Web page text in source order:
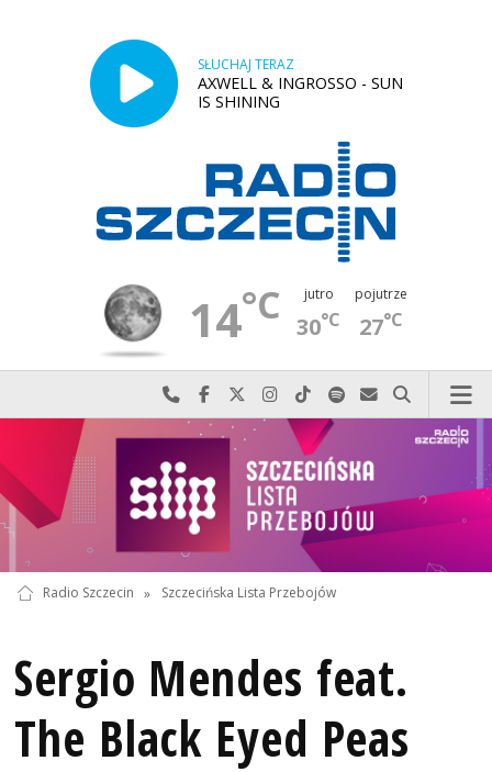
SŁUCHAJ TERAZ
AXWELL & INGROSSO - SUN
IS SHINING
14°C jutro
30°C
pojutrze
27°C
Najlepiej po prostu do nas zadzwoń
Odwiedź nas na Facebook-u
Odwiedź nas na X
Odwiedź nas na Instagram-ie
Odwiedź nas na TikTok-u
Szukaj nas na Spotify
Wyślij do nas
Szukaj
Radio Szczecin » Szczecińska Lista Przebojów
Sergio Mendes feat.
The Black Eyed Peas